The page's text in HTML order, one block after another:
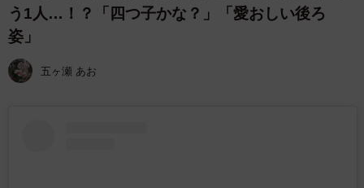
う1人…！？「四つ子かな？」「愛おしい後ろ
姿」
五ヶ瀬 あお